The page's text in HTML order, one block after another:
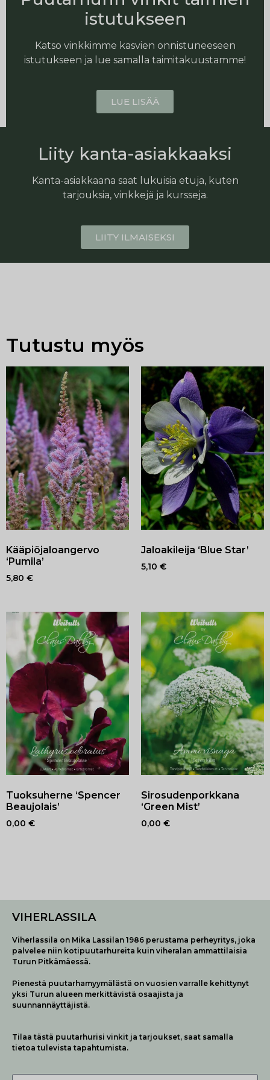
istutukseen
Katso vinkkimme kasvien onnistuneeseen
istutukseen ja lue samalla taimitakuustamme!
LUE LISÄÄ
Liity kanta-asiakkaaksi
Kanta-asiakkaana saat lukuisia etuja, kuten
tarjouksia, vinkkejä ja kursseja.
LIITY ILMAISEKSI
Tutustu myös
Kääpiöjaloangervo
‘Pumila’
5,80 €
Jaloakileija ‘Blue Star’
5,10 €
Tuoksuherne ‘Spencer
Beaujolais’
0,00 €
Sirosudenporkkana
‘Green Mist’
0,00 €
VIHERLASSILA
Viherlassila on Mika Lassilan 1986 perustama perheyritys, joka
palvelee niin kotipuutarhureita kuin viheralan ammattilaisia
Turun Pitkämäessä.
Pienestä puutarhamyymälästä on vuosien varralle kehittynyt
yksi Turun alueen merkittävistä osaajista ja
suunnannäyttäjistä.
Tilaa tästä puutarhurisi vinkit ja tarjoukset, saat samalla
tietoa tulevista tapahtumista.